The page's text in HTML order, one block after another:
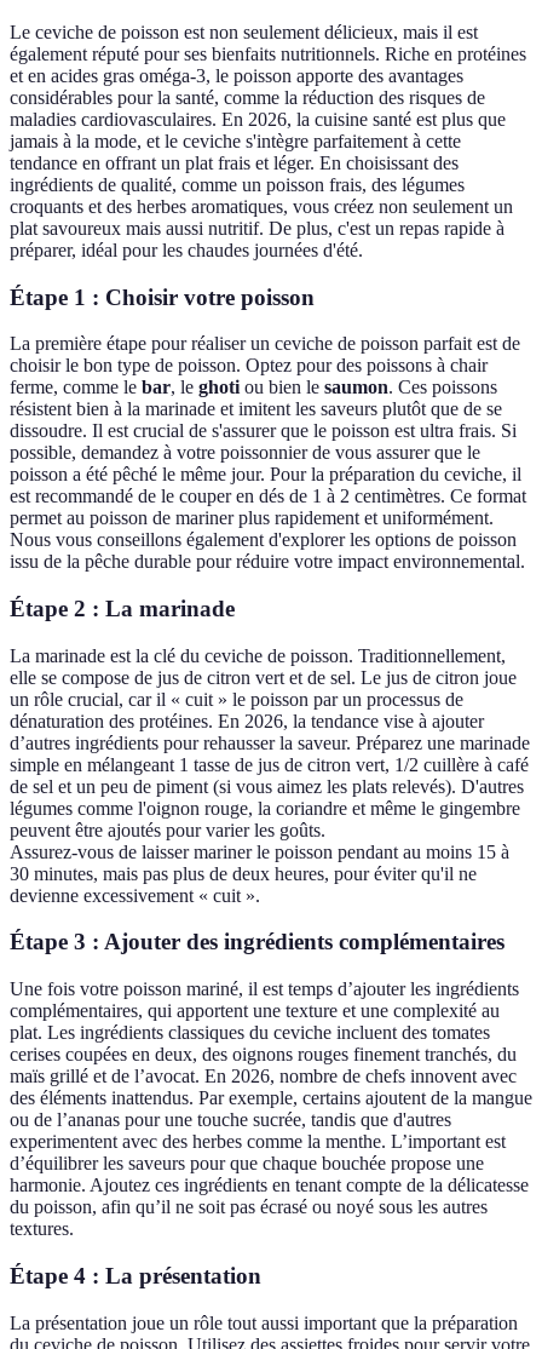
Le ceviche de poisson est non seulement délicieux, mais il est
également réputé pour ses bienfaits nutritionnels. Riche en protéines
et en acides gras oméga-3, le poisson apporte des avantages
considérables pour la santé, comme la réduction des risques de
maladies cardiovasculaires. En 2026, la cuisine santé est plus que
jamais à la mode, et le ceviche s'intègre parfaitement à cette
tendance en offrant un plat frais et léger. En choisissant des
ingrédients de qualité, comme un poisson frais, des légumes
croquants et des herbes aromatiques, vous créez non seulement un
plat savoureux mais aussi nutritif. De plus, c'est un repas rapide à
préparer, idéal pour les chaudes journées d'été.
Étape 1 : Choisir votre poisson
La première étape pour réaliser un ceviche de poisson parfait est de
choisir le bon type de poisson. Optez pour des poissons à chair
ferme, comme le bar, le ghoti ou bien le saumon. Ces poissons
résistent bien à la marinade et imitent les saveurs plutôt que de se
dissoudre. Il est crucial de s'assurer que le poisson est ultra frais. Si
possible, demandez à votre poissonnier de vous assurer que le
poisson a été pêché le même jour. Pour la préparation du ceviche, il
est recommandé de le couper en dés de 1 à 2 centimètres. Ce format
permet au poisson de mariner plus rapidement et uniformément.
Nous vous conseillons également d'explorer les options de poisson
issu de la pêche durable pour réduire votre impact environnemental.
Étape 2 : La marinade
La marinade est la clé du ceviche de poisson. Traditionnellement,
elle se compose de jus de citron vert et de sel. Le jus de citron joue
un rôle crucial, car il « cuit » le poisson par un processus de
dénaturation des protéines. En 2026, la tendance vise à ajouter
d’autres ingrédients pour rehausser la saveur. Préparez une marinade
simple en mélangeant 1 tasse de jus de citron vert, 1/2 cuillère à café
de sel et un peu de piment (si vous aimez les plats relevés). D'autres
légumes comme l'oignon rouge, la coriandre et même le gingembre
peuvent être ajoutés pour varier les goûts.
Assurez-vous de laisser mariner le poisson pendant au moins 15 à
30 minutes, mais pas plus de deux heures, pour éviter qu'il ne
devienne excessivement « cuit ».
Étape 3 : Ajouter des ingrédients complémentaires
Une fois votre poisson mariné, il est temps d’ajouter les ingrédients
complémentaires, qui apportent une texture et une complexité au
plat. Les ingrédients classiques du ceviche incluent des tomates
cerises coupées en deux, des oignons rouges finement tranchés, du
maïs grillé et de l’avocat. En 2026, nombre de chefs innovent avec
des éléments inattendus. Par exemple, certains ajoutent de la mangue
ou de l’ananas pour une touche sucrée, tandis que d'autres
experimentent avec des herbes comme la menthe. L’important est
d’équilibrer les saveurs pour que chaque bouchée propose une
harmonie. Ajoutez ces ingrédients en tenant compte de la délicatesse
du poisson, afin qu’il ne soit pas écrasé ou noyé sous les autres
textures.
Étape 4 : La présentation
La présentation joue un rôle tout aussi important que la préparation
du ceviche de poisson. Utilisez des assiettes froides pour servir votre